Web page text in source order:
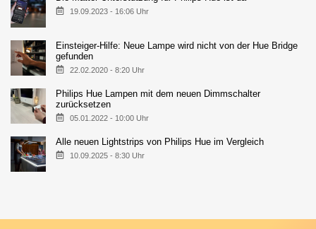
19.09.2023 - 16:06 Uhr
Einsteiger-Hilfe: Neue Lampe wird nicht von der Hue Bridge
gefunden
22.02.2020 - 8:20 Uhr
Philips Hue Lampen mit dem neuen Dimmschalter
zurücksetzen
05.01.2022 - 10:00 Uhr
Alle neuen Lightstrips von Philips Hue im Vergleich
10.09.2025 - 8:30 Uhr